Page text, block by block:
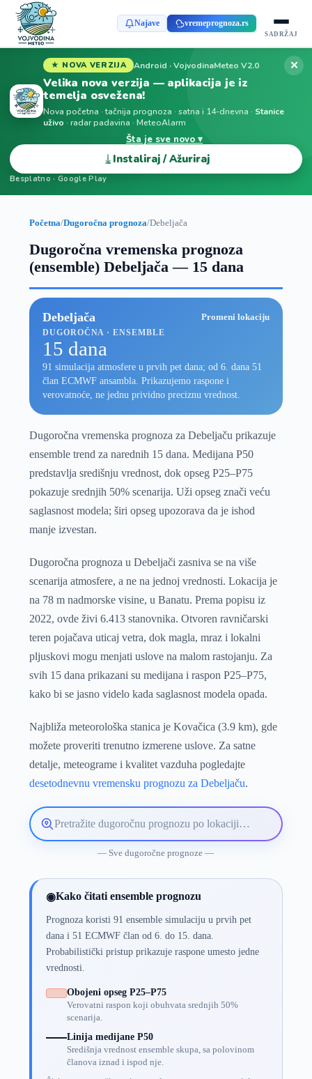
Najave vremeprognoza.rs
SADRŽAJ
★ NOVA VERZIJA Android · VojvodinaMeteo V2.0
Velika nova verzija — aplikacija je iz
temelja osvežena!
Nova početna · tačnija prognoza · satna i 14-dnevna · Stanice
uživo · radar padavina · MeteoAlarm
Šta je sve novo ▾
⤓ Instaliraj / Ažuriraj
Besplatno · Google Play
✕
Početna/Dugoročna prognoza/Debeljača
Dugoročna vremenska prognoza
(ensemble) Debeljača — 15 dana
Debeljača Promeni lokaciju
DUGOROČNA · ENSEMBLE
15 dana
91 simulacija atmosfere u prvih pet dana; od 6. dana 51
član ECMWF ansambla. Prikazujemo raspone i
verovatnoće, ne jednu prividno preciznu vrednost.
Dugoročna vremenska prognoza za Debeljaču prikazuje
ensemble trend za narednih 15 dana. Medijana P50
predstavlja središnju vrednost, dok opseg P25–P75
pokazuje srednjih 50% scenarija. Uži opseg znači veću
saglasnost modela; širi opseg upozorava da je ishod
manje izvestan.
Dugoročna prognoza u Debeljači zasniva se na više
scenarija atmosfere, a ne na jednoj vrednosti. Lokacija je
na 78 m nadmorske visine, u Banatu. Prema popisu iz
2022, ovde živi 6.413 stanovnika. Otvoren ravničarski
teren pojačava uticaj vetra, dok magla, mraz i lokalni
pljuskovi mogu menjati uslove na malom rastojanju. Za
svih 15 dana prikazani su medijana i raspon P25–P75,
kako bi se jasno videlo kada saglasnost modela opada.
Najbliža meteorološka stanica je Kovačica (3.9 km), gde
možete proveriti trenutno izmerene uslove. Za satne
detalje, meteograme i kvalitet vazduha pogledajte
desetodnevnu vremensku prognozu za Debeljaču.
Pretražite
lokaciju
— Sve dugoročne prognoze —
◉Kako čitati ensemble prognozu
Prognoza koristi 91 ensemble simulaciju u prvih pet
dana i 51 ECMWF član od 6. do 15. dana.
Probabilistički pristup prikazuje raspone umesto jedne
vrednosti.
Obojeni opseg P25–P75
Verovatni raspon koji obuhvata srednjih 50%
scenarija.
Linija medijane P50
Središnja vrednost ensemble skupa, sa polovinom
članova iznad i ispod nje.